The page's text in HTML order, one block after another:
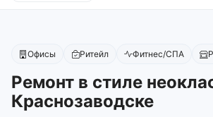
Офисы Ритейл Фитнес/СПА
Ремонт в стиле
Краснозаводске